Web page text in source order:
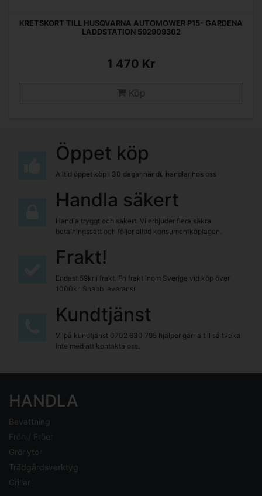
KRETSKORT TILL HUSQVARNA AUTOMOWER P15- GARDENA
LADDSTATION 592909302
1 470 Kr
Köp
Öppet köp
Alltid öppet köp i 30 dagar när du handlar hos oss
Handla säkert
Handla tryggt och säkert. Vi erbjuder flera säkra
betalningssätt och följer alltid konsumentköplagen.
Frakt!
Endast 59kr i frakt. Fri frakt inom Sverige vid köp över
1000kr. Snabb leverans!
Kundtjänst
Vi på kundtjänst 0702 630 795 hjälper gärna till så tveka
inte med att kontakta oss.
HANDLA
Bevattning
Frön / Fröer
Grönytor
Trädgårdsverktyg
Grillar